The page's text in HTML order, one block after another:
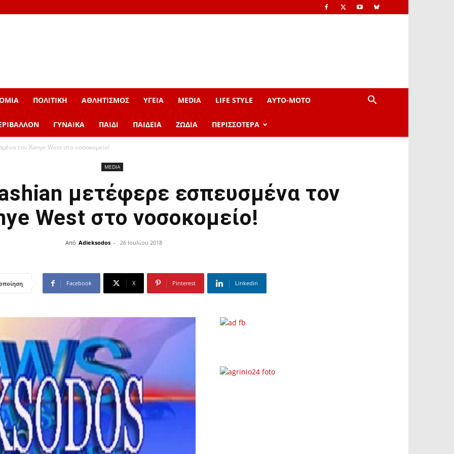
ΠΟΛΙΤΙΚΗ ΑΘΛΗΤΙΣΜΟΣ ΥΓΕΙΑ MEDIA LIFE STYLE AYTO-ΜOTO
ΓΥΝΑΙΚΑ ΠΑΙΔΙ ΠΑΙΔΕΙΑ ΖΩΔΙΑ ΠΕΡΙΣΣΟΤΕΡΑ
τον Kanye West στο νοσοκομείο!
MEDIA
μετέφερε εσπευσμένα τον
West στο νοσοκομείο!
Από Adieksodos - 26 Ιουλίου 2018
Facebook X Pinterest Linkedin